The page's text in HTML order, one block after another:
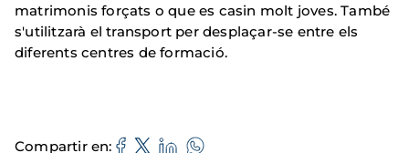
matrimonis forçats o que es casin molt joves. També
s'utilitzarà el transport per desplaçar-se entre els
diferents centres de formació.
Compartir en